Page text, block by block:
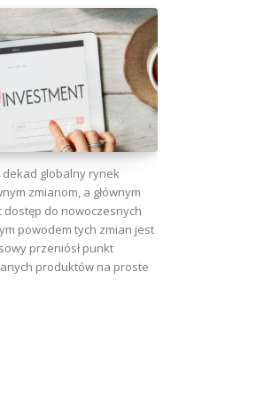
dekad globalny rynek
zmianom, a głównym
do nowoczesnych
powodem tych zmian jest
przeniósł punkt
produktów na proste